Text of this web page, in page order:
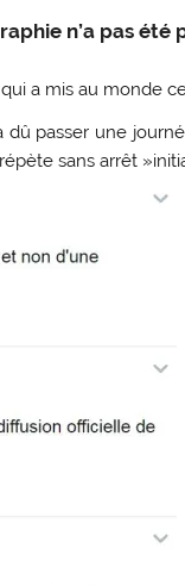
n’a pas été
qui a mis au monde
passer une
sans arrêt